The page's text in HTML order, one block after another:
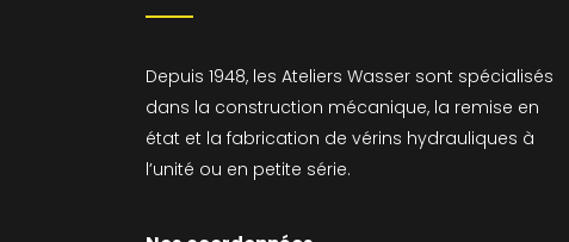
Depuis 1948, les Ateliers Wasser sont spécialisés
dans la construction mécanique, la remise en
état et la fabrication de vérins hydrauliques à
l’unité ou en petite série.